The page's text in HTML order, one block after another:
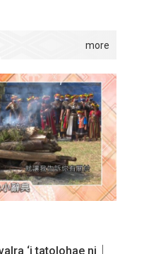
‘i tatolohae ni｜